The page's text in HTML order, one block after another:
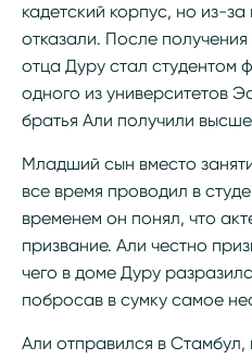
кадетский корпус, но из-
отказали. После
отца Дуру стал студентом
одного из университетов
братья Али получили
Младший сын вместо
все время проводил в
временем он понял, что
призвание. Али честно
чего в доме Дуру
побросав в сумку самое
Али отправился в Стамбул,